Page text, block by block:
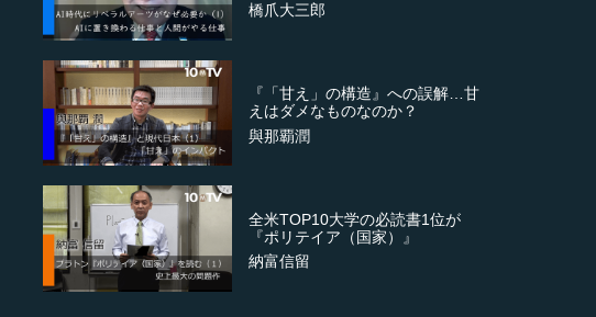
橋爪大三郎
『「甘え」の構造』への誤解…甘
えはダメなものなのか？
與那覇潤
全米TOP10大学の必読書1位が
『ポリテイア（国家）』
納富信留